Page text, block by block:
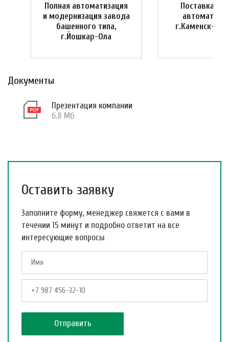
Полная автоматизация
и модернизация завода
башенного типа,
г.Йошкар-Ола
Поставка
г.Каменск-
Документы
Презентация компании
6.8 Мб
Оставить заявку
Заполните форму, менеджер свяжется с вами в
течении 15 минут и подробно ответит на все
интересующие вопросы